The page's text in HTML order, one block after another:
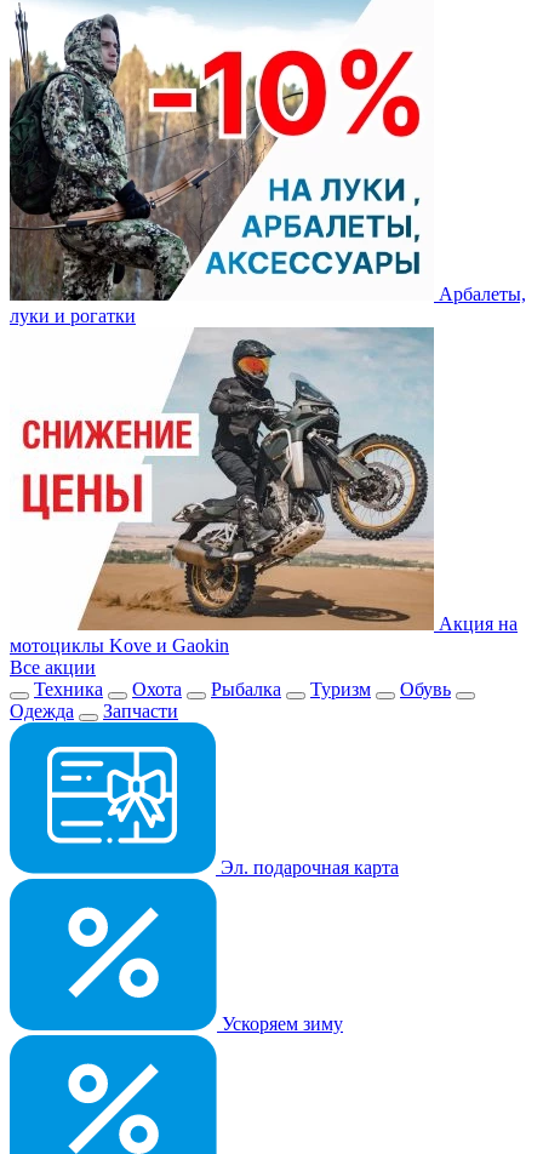
Арбалеты,
луки и рогатки
Акция на
мотоциклы Kove и Gaokin
Все акции
Техника
Охота Рыбалка Туризм
Обувь
Одежда
Запчасти
Эл. подарочная карта
Ускоряем зиму